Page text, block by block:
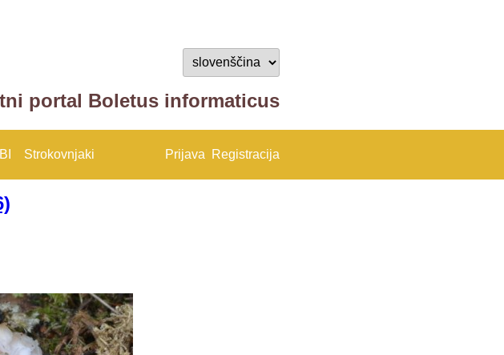
portal Boletus informaticus
Strokovnjaki Prijava Registracija